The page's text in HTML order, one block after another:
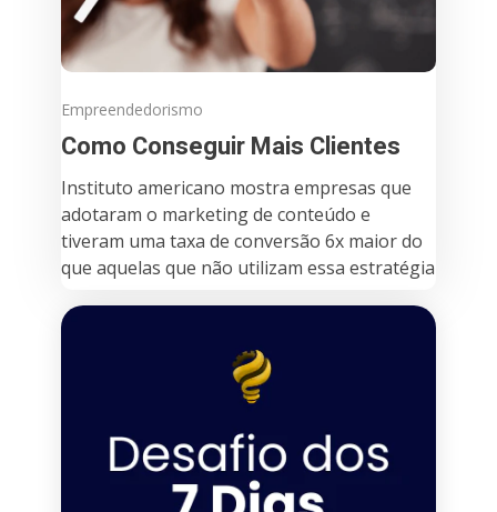
Empreendedorismo
Como Conseguir Mais Clientes
Instituto americano mostra empresas que
adotaram o marketing de conteúdo e
tiveram uma taxa de conversão 6x maior do
que aquelas que não utilizam essa estratégia